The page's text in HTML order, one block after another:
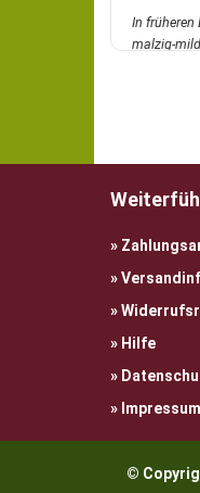
In früheren
malzig-
Hilfe
Impressum
©